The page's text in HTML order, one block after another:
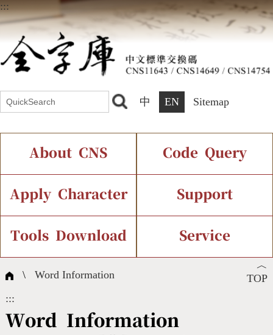
:::
中 EN Sitemap
About CNS
Introduction Current Status
Chinese Code Status
Terms
International Org.
Code Query
IDS Query
Components Query
Composite Query
Bopomofo Query
Apply Character
Application Process
Support
Font Instant Display
Character Creation
CNS Authorization
Tools Download
Character Create Tools
Fonts Download
Service
FAQ
Satisfaction Survey
︿
TOP
\Word Information
:::
Word Information